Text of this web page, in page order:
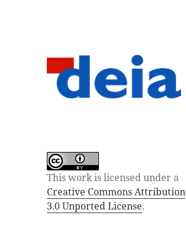
This work is licensed under a
Creative Commons Attribution
3.0 Unported License.